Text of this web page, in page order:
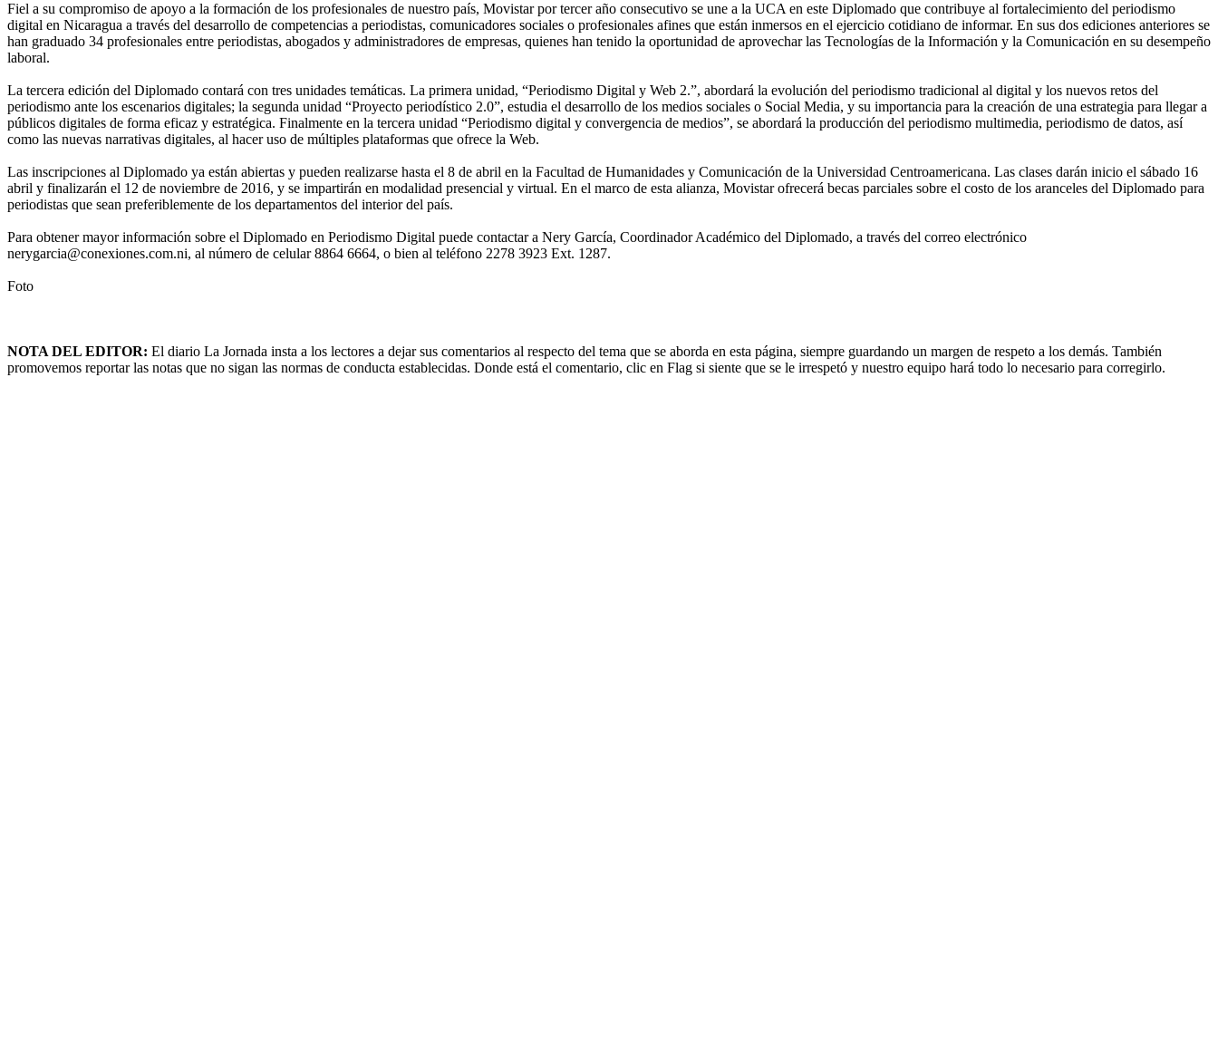
Fiel a su compromiso de apoyo a la formación de los profesionales de nuestro país, Movistar por tercer año consecutivo se une a la UCA en este Diplomado que contribuye al fortalecimiento del periodismo
digital en Nicaragua a través del desarrollo de competencias a periodistas, comunicadores sociales o profesionales afines que están inmersos en el ejercicio cotidiano de informar. En sus dos ediciones anteriores se
han graduado 34 profesionales entre periodistas, abogados y administradores de empresas, quienes han tenido la oportunidad de aprovechar las Tecnologías de la Información y la Comunicación en su desempeño
laboral.
La tercera edición del Diplomado contará con tres unidades temáticas. La primera unidad, “Periodismo Digital y Web 2.”, abordará la evolución del periodismo tradicional al digital y los nuevos retos del
periodismo ante los escenarios digitales; la segunda unidad “Proyecto periodístico 2.0”, estudia el desarrollo de los medios sociales o Social Media, y su importancia para la creación de una estrategia para llegar a
públicos digitales de forma eficaz y estratégica. Finalmente en la tercera unidad “Periodismo digital y convergencia de medios”, se abordará la producción del periodismo multimedia, periodismo de datos, así
como las nuevas narrativas digitales, al hacer uso de múltiples plataformas que ofrece la Web.
Las inscripciones al Diplomado ya están abiertas y pueden realizarse hasta el 8 de abril en la Facultad de Humanidades y Comunicación de la Universidad Centroamericana. Las clases darán inicio el sábado 16
abril y finalizarán el 12 de noviembre de 2016, y se impartirán en modalidad presencial y virtual. En el marco de esta alianza, Movistar ofrecerá becas parciales sobre el costo de los aranceles del Diplomado para
periodistas que sean preferiblemente de los departamentos del interior del país.
Para obtener mayor información sobre el Diplomado en Periodismo Digital puede contactar a Nery García, Coordinador Académico del Diplomado, a través del correo electrónico
nerygarcia@conexiones.com.ni, al número de celular 8864 6664, o bien al teléfono 2278 3923 Ext. 1287.
Foto
NOTA DEL EDITOR: El diario La Jornada insta a los lectores a dejar sus comentarios al respecto del tema que se aborda en esta página, siempre guardando un margen de respeto a los demás. También
promovemos reportar las notas que no sigan las normas de conducta establecidas. Donde está el comentario, clic en Flag si siente que se le irrespetó y nuestro equipo hará todo lo necesario para corregirlo.